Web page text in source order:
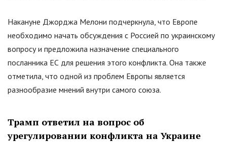
Накануне Джорджа Мелони подчеркнула, что Европе
необходимо начать обсуждения с Россией по украинскому
вопросу и предложила назначение специального
посланника ЕС для решения этого конфликта. Она также
отметила, что одной из проблем Европы является
разнообразие мнений внутри самого союза.
Трамп ответил на вопрос об
урегулировании конфликта на Украине